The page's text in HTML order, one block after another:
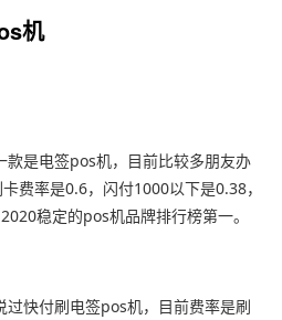
机
款是电签pos机，目前比较多朋友办
费率是0.6，闪付1000以下是0.38，
稳定的pos机品牌排行榜第一。
过快付刷电签pos机，目前费率是刷